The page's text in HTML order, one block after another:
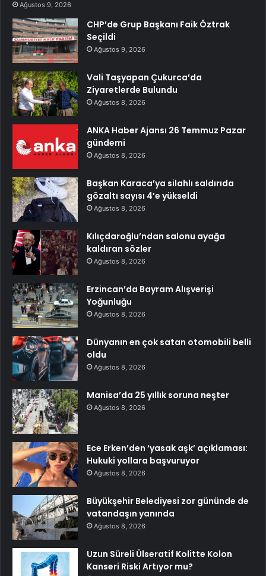
Ağustos 9, 2026
CHP’de Grup Başkanı Faik Öztrak
Seçildi
Ağustos 9, 2026
Vali Taşyapan Çukurca’da
Ziyaretlerde Bulundu
Ağustos 8, 2026
ANKA Haber Ajansı 26 Temmuz Pazar
gündemi
Ağustos 8, 2026
Başkan Karaca’ya silahlı saldırıda
gözaltı sayısı 4’e yükseldi
Ağustos 8, 2026
Kılıçdaroğlu’ndan salonu ayağa
kaldıran sözler
Ağustos 8, 2026
Erzincan’da Bayram Alışverişi
Yoğunluğu
Ağustos 8, 2026
Dünyanın en çok satan otomobili belli
oldu
Ağustos 8, 2026
Manisa’da 25 yıllık soruna neşter
Ağustos 8, 2026
Ece Erken’den ‘yasak aşk’ açıklaması:
Hukuki yollara başvuruyor
Ağustos 8, 2026
Büyükşehir Belediyesi zor gününde de
vatandaşın yanında
Ağustos 8, 2026
Uzun Süreli Ülseratif Kolitte Kolon
Kanseri Riski Artıyor mu?